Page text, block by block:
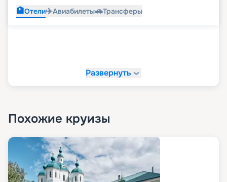
🏨Отели✈️Авиабилеты🚗Трансферы
Развернуть
Похожие круизы